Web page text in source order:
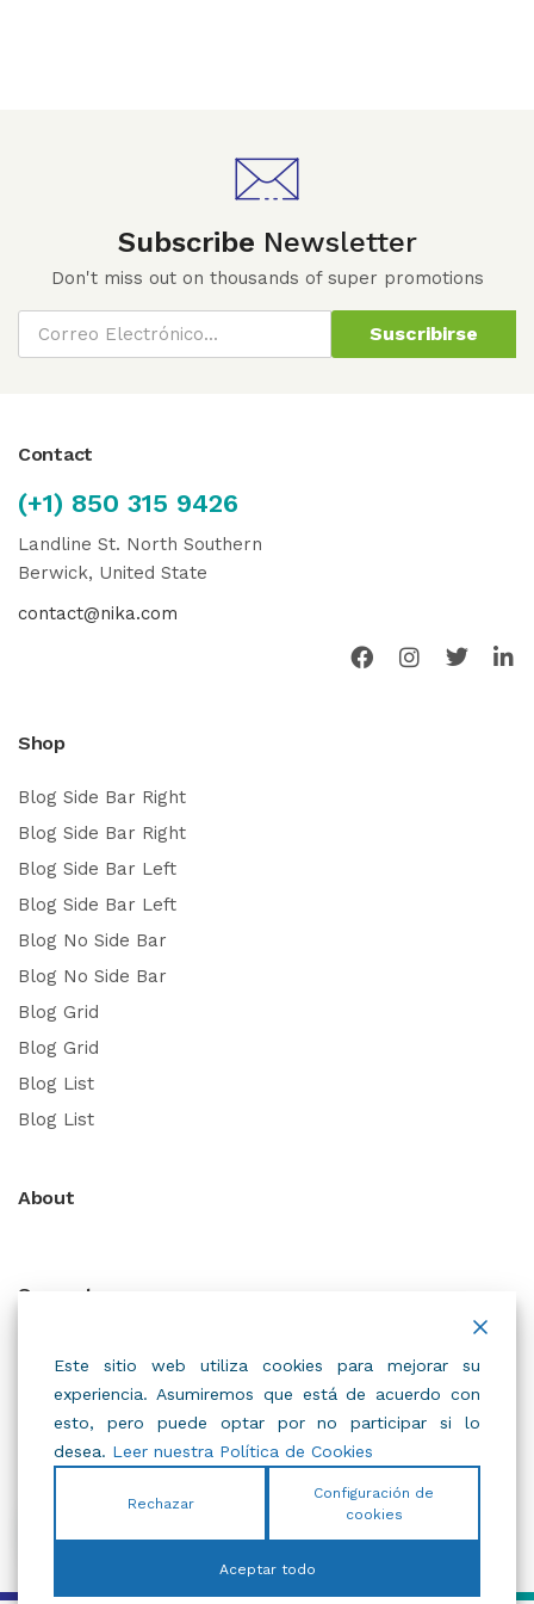
Subscribe Newsletter
Don't miss out on thousands of super promotions
Suscribirse
Contact
(+1) 850 315 9426
Landline St. North Southern
Berwick, United State
contact@nika.com
Shop
Blog Side Bar Right
Blog Side Bar Right
Blog Side Bar Left
Blog Side Bar Left
Blog No Side Bar
Blog No Side Bar
Blog Grid
Blog Grid
Blog List
Blog List
About
Support
Quick Links -Explore popular categories
Este sitio web utiliza cookies para mejorar su
experiencia. Asumiremos que está de acuerdo con
esto, pero puede optar por no participar si lo
desea. Leer nuestra Política de Cookies
Rechazar
Configuración de
cookies
Aceptar todo